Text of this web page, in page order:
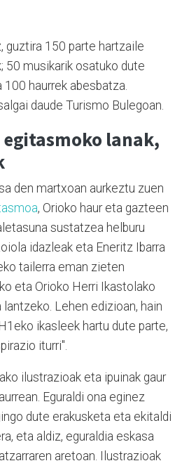
guztira 150 parte hartzaile
50 musikarik osatuko dute
haurrek abesbatza.
daude Turismo Bulegoan.
lanak,
den martxoan aurkeztu zuen
, Orioko haur eta gazteen
sustatzea helburu
idazleak eta Eneritz Ibarra
tailerra eman zieten
eta Orioko Herri Ikastolako
Lehen edizioan, hain
ikasleek hartu dute parte,
iturri".
ilustrazioak eta ipuinak gaur
Eguraldi ona eginez
dute erakusketa eta ekitaldi
eta aldiz, eguraldia eskasa
aretoan. Ilustrazioak